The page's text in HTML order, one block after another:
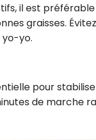
il est
graisses.
yo.
pour
de marche